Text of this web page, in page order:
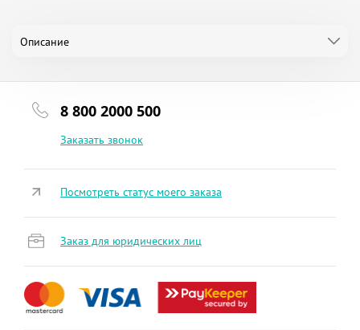
Описание
8 800 2000 500
Заказать звонок
Посмотреть статус моего заказа
Заказ для юридических лиц